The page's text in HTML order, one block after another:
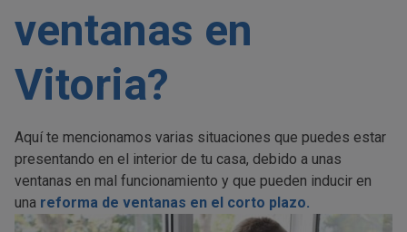
ventanas en
Vitoria?
Aquí te mencionamos varias situaciones que puedes estar
presentando en el interior de tu casa, debido a unas
ventanas en mal funcionamiento y que pueden inducir en
una reforma de ventanas en el corto plazo.